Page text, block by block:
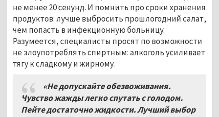
не менее 20 секунд. И помнить про сроки хранения
продуктов: лучше выбросить прошлогодний салат,
чем попасть в инфекционную больницу.
Разумеется, специалисты просят по возможности
не злоупотреблять спиртным: алкоголь усиливает
тягу к сладкому и жирному.
«Не допускайте обезвоживания.
Чувство жажды легко спутать с голодом.
Пейте достаточно жидкости. Лучший выбор